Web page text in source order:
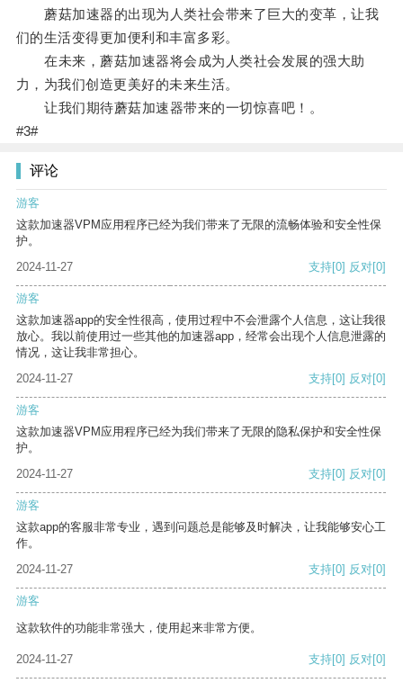
蘑菇加速器的出现为人类社会带来了巨大的变革，让我
们的生活变得更加便利和丰富多彩。
在未来，蘑菇加速器将会成为人类社会发展的强大助
力，为我们创造更美好的未来生活。
让我们期待蘑菇加速器带来的一切惊喜吧！。
#3#
评论
游客
这款加速器VPM应用程序已经为我们带来了无限的流畅体验和安全性保
护。
2024-11-27
支持[0] 反对[0]
游客
这款加速器app的安全性很高，使用过程中不会泄露个人信息，这让我很
放心。我以前使用过一些其他的加速器app，经常会出现个人信息泄露的
情况，这让我非常担心。
2024-11-27
支持[0] 反对[0]
游客
这款加速器VPM应用程序已经为我们带来了无限的隐私保护和安全性保
护。
2024-11-27
支持[0] 反对[0]
游客
这款app的客服非常专业，遇到问题总是能够及时解决，让我能够安心工
作。
2024-11-27
支持[0] 反对[0]
游客
这款软件的功能非常强大，使用起来非常方便。
2024-11-27 支持[0] 反对[0]